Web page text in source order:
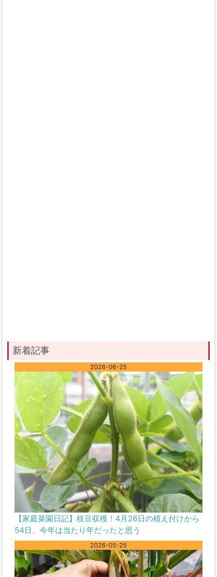
新着記事
2026-06-25
【家庭菜園日記】枝豆収穫！4月26日の植え付けから
54日、今年は当たり年だったと思う
2026-05-25